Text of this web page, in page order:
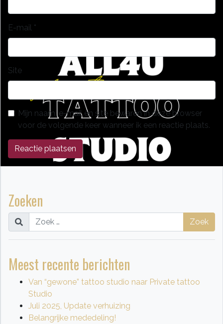
E-mail *
Site
Mijn naam, e-mail en site bewaren in deze browser
voor de volgende keer wanneer ik een reactie plaats.
Zoeken
Zoek
Meest recente berichten
Van “gewone” tattoo studio naar Private tattoo
Studio
Juli 2025, Update verhuizing
Belangrijke mededeling!